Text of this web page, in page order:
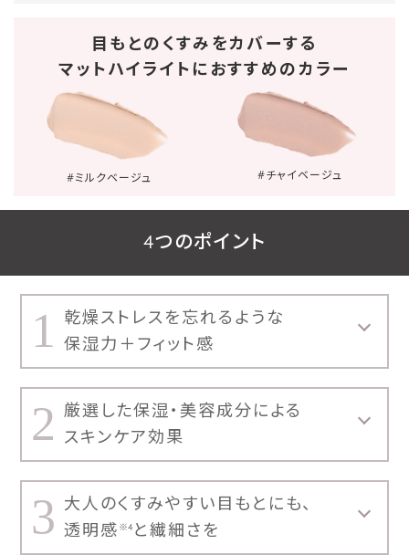
目もとのくすみをカバーする
マットハイライトにおすすめのカラー
#ミルクベージュ #チャイベージュ
4つのポイント
1 乾燥ストレスを忘れるような
保湿力＋フィット感
2 厳選した保湿・美容成分による
スキンケア効果
3 大人のくすみやすい目もとにも、
透明感 ※4 と繊細さを